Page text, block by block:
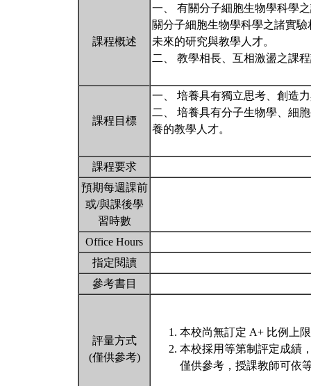
課程概述
一、 有關分子細胞生物學科學
關分子細胞生物學科學之諸實
未來的研究與教學人才。
二、 教學相長、互相激盪之課
課程目標
一、 培養具有獨立思考、創造
二、 培養具有分子生物學、細
養的教學人才。
課程要求
預期每週課前
或/與課後學
習時數
Office Hours
指定閱讀
參考書目
評量方式
(僅供參考)
本校尚無訂定 A+ 比例上
本校採用等第制評定成績
僅供參考，授課教師可依